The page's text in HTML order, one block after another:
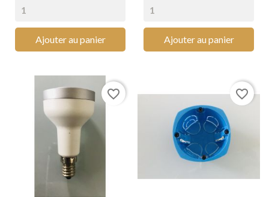
Ajouter au panier Ajouter au panier
favorite_border favorite_border